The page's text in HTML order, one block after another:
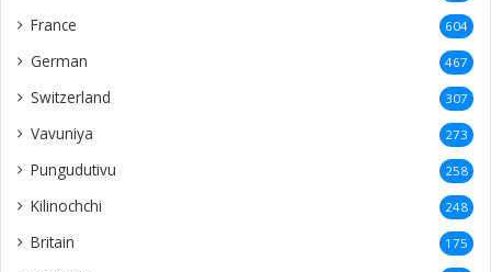
France 604
German 467
Switzerland 307
Vavuniya 273
Pungudutivu 258
Kilinochchi 248
Britain 175